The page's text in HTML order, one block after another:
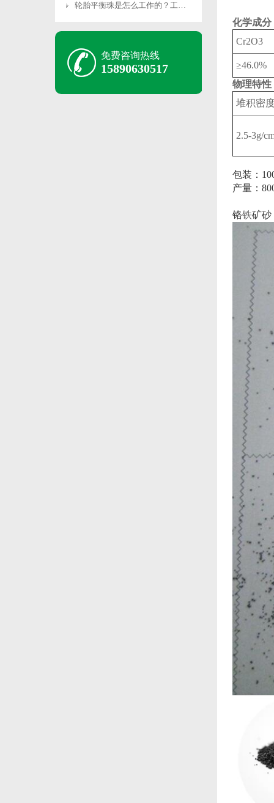
轮胎平衡珠是怎么工作的？工作原理是什么？
免费咨询热线
15890630517
化学成分
Cr2O3
≥46.0%
物理特性
堆积密
2.5-3g/
包装：
产量：
铬铁矿砂